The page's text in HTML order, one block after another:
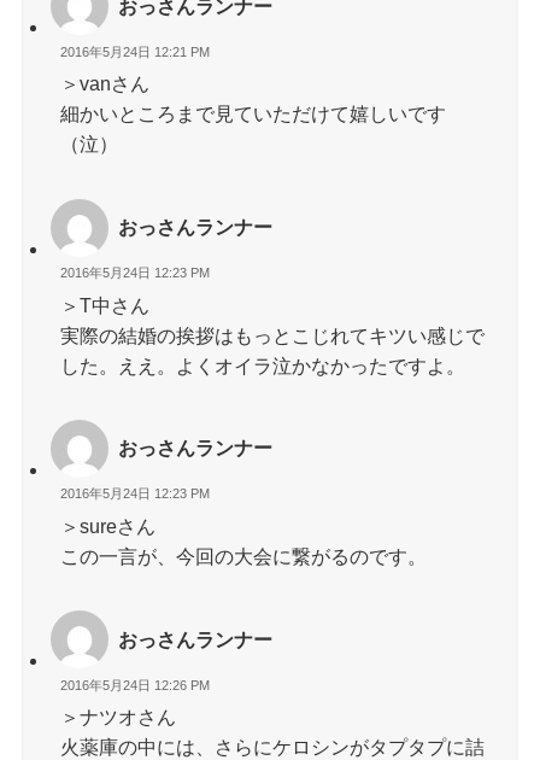
おっさんランナー
2016年5月24日 12:21 PM
＞vanさん
細かいところまで見ていただけて嬉しいです
（泣）
おっさんランナー
2016年5月24日 12:23 PM
＞T中さん
実際の結婚の挨拶はもっとこじれてキツい感じで
した。ええ。よくオイラ泣かなかったですよ。
おっさんランナー
2016年5月24日 12:23 PM
＞sureさん
この一言が、今回の大会に繋がるのです。
おっさんランナー
2016年5月24日 12:26 PM
＞ナツオさん
火薬庫の中には、さらにケロシンがタプタプに詰